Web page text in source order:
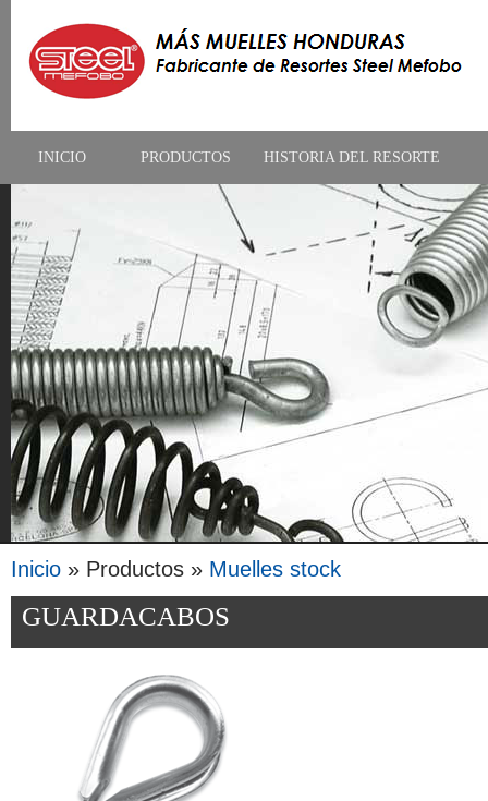
INICIO PRODUCTOS HISTORIA DEL RESORTE
Se encuentra usted aquí
Inicio » Productos » Muelles stock
GUARDACABOS